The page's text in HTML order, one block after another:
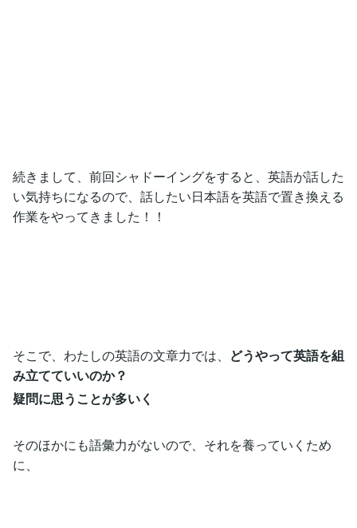
続きまして、前回シャドーイングをすると、英語が話した
い気持ちになるので、話したい日本語を英語で置き換える
作業をやってきました！！
そこで、わたしの英語の文章力では、 どうやって英語を組
み立てていいのか？
疑問に思うことが多いく
そのほかにも語彙力がないので、それを養っていくため
に、